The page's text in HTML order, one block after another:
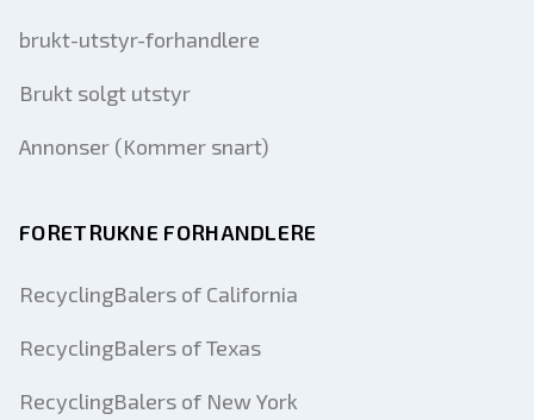
brukt-utstyr-forhandlere
Brukt solgt utstyr
Annonser (Kommer snart)
FORETRUKNE FORHANDLERE
RecyclingBalers of California
RecyclingBalers of Texas
RecyclingBalers of New York